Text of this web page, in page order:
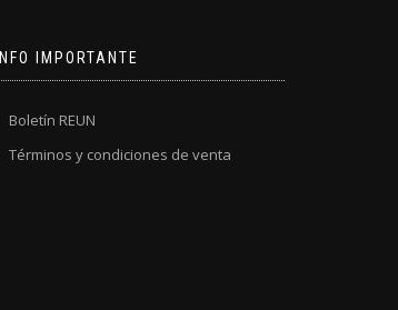
INFO IMPORTANTE
Boletín REUN
Términos y condiciones de venta